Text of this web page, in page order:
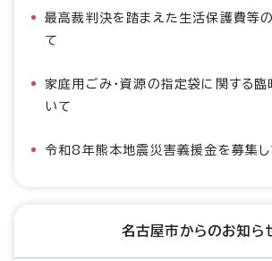
最高裁判決を踏まえた生活保護費等
て
家庭用ごみ・資源の指定袋に関する
いて
令和8年熊本地震災害義援金を募集し
名古屋市からのお知ら